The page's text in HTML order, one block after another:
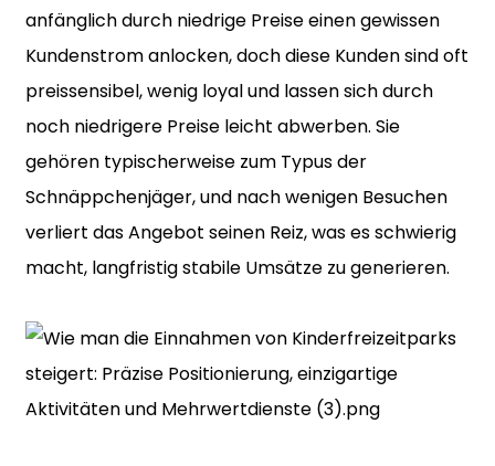
anfänglich durch niedrige Preise einen gewissen
Kundenstrom anlocken, doch diese Kunden sind oft
preissensibel, wenig loyal und lassen sich durch
noch niedrigere Preise leicht abwerben. Sie
gehören typischerweise zum Typus der
Schnäppchenjäger, und nach wenigen Besuchen
verliert das Angebot seinen Reiz, was es schwierig
macht, langfristig stabile Umsätze zu generieren.